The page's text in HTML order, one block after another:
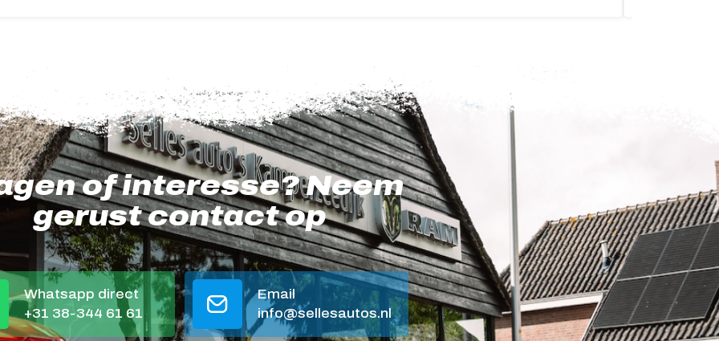
of interesse? Neem
gerust contact op
Whatsapp direct
+31 38-344 61 61
Email
info@sellesautos.nl